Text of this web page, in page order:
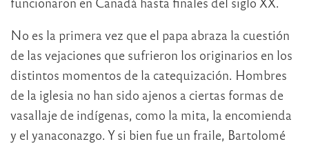
No es la primera vez que el papa abraza la cuestión
de las vejaciones que sufrieron los originarios en los
distintos momentos de la catequización. Hombres
de la iglesia no han sido ajenos a ciertas formas de
vasallaje de indígenas, como la mita, la encomienda
y el yanaconazgo. Y si bien fue un fraile, Bartolomé